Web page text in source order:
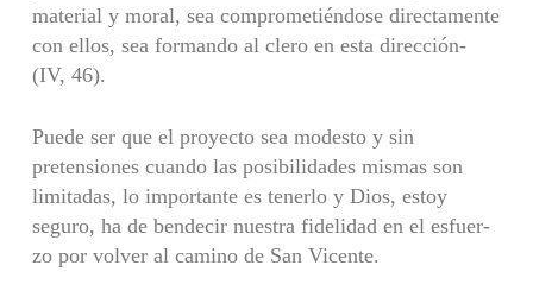
material y moral, sea comprometiéndose directamente
con ellos, sea formando al clero en esta dirección-
(IV, 46).
Puede ser que el proyecto sea modesto y sin
pretensiones cuando las posibilidades mismas son
limitadas, lo importante es tenerlo y Dios, estoy
seguro, ha de bendecir nuestra fidelidad en el esfuer­
zo por volver al camino de San Vicente.